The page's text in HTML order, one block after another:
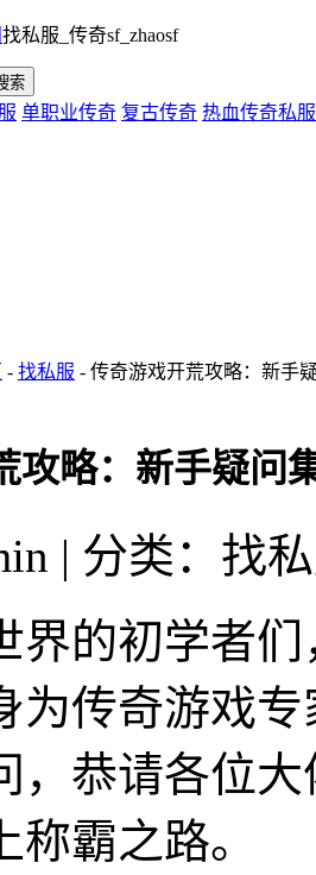
找私服_传奇sf_zhaosf
单职业传奇 复古传奇 热血传奇私服
- 找私服 - 传奇游戏开荒攻略：新手
攻略：新手疑问
| 分类：找
界的初学者
为传奇游戏
，恭请各位
霸之路。